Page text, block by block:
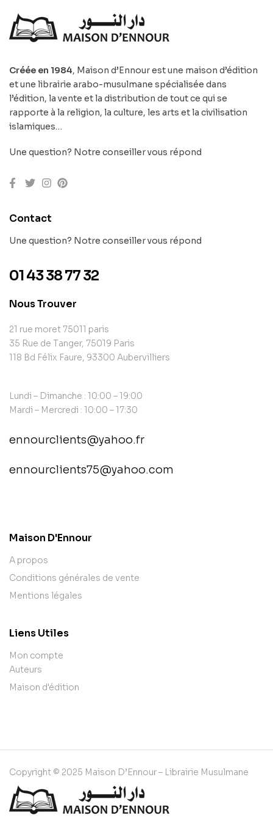
Créée en 1984, Maison d’Ennour est une maison d’édition
et une librairie arabo-musulmane spécialisée dans
l’édition, la vente et la distribution de tout ce qui se
rapporte à la religion, la culture, les arts et la civilisation
islamiques…
Une question? Notre conseiller vous répond
Contact
Une question? Notre conseiller vous répond
01 43 38 77 32
Nous Trouver
21 rue moret 75011 paris
35 Rue de Tanger, 75019 Paris
118 Bd Félix Faure, 93300 Aubervilliers
Lundi – Dimanche : 10:00 – 19:00
Mardi – Mercredi : 10:00 – 17:30
ennourclients@yahoo.fr
ennourclients75@yahoo.com
Maison D'Ennour
A propos
Conditions générales de vente
Mentions légales
Liens Utiles
Mon compte
Auteurs
Maison d'édition
Copyright © 2025 Maison D’Ennour – Librairie Musulmane